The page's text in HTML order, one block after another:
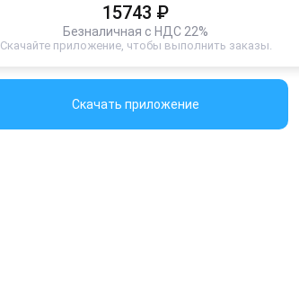
15743 ₽
Безналичная с НДС 22%
Скачайте приложение, чтобы выполнить заказы.
Скачать приложение